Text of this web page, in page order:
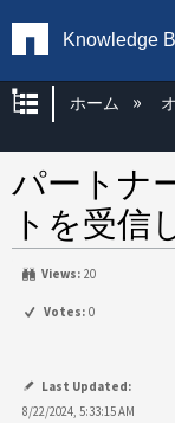
Knowledge
グローバ
ホーム
パートナ
トを受信
Views: 20
Votes: 0
Last Updated:
8/22/2024, 5:33:15 AM